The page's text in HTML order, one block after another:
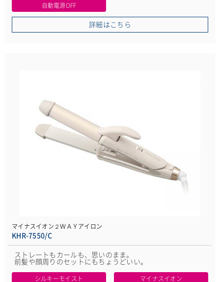
自動電源OFF
詳細はこちら
マイナスイオン２ＷＡＹアイロン
KHR-7550/C
ストレートもカールも、思いのまま。
前髪や顔周りのセットにもちょうどいい。
シルキーモイスト マイナスイオン